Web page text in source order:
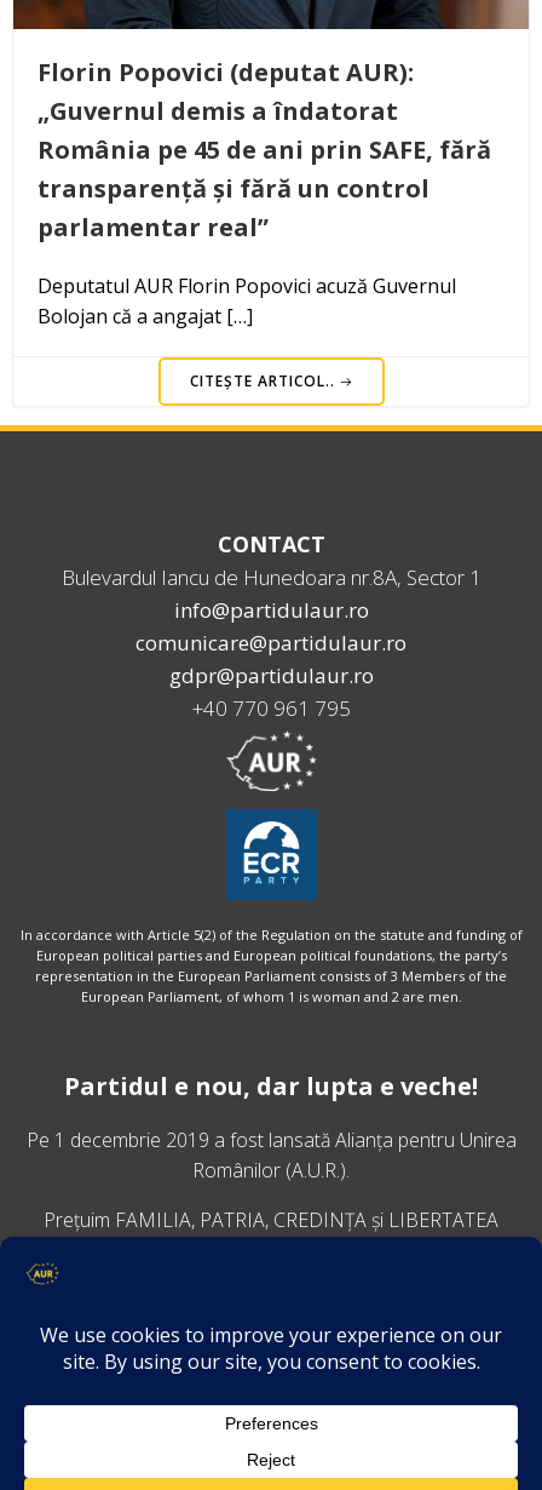
Florin Popovici (deputat AUR):
„Guvernul demis a îndatorat
România pe 45 de ani prin SAFE, fără
transparență și fără un control
parlamentar real”
Deputatul AUR Florin Popovici acuză Guvernul
Bolojan că a angajat […]
CITEȘTE ARTICOL..
CONTACT
Bulevardul Iancu de Hunedoara nr.8A, Sector 1
info@partidulaur.ro
comunicare@partidulaur.ro
gdpr@partidulaur.ro
+40 770 961 795
In accordance with Article 5(2) of the Regulation on the statute and funding of
European political parties and European political foundations, the party’s
representation in the European Parliament consists of 3 Members of the
European Parliament, of whom 1 is woman and 2 are men.
Partidul e nou, dar lupta e veche!
Pe 1 decembrie 2019 a fost lansatăAlianța pentru Unirea
Românilor (A.U.R.).
Prețuim FAMILIA, PATRIA, CREDINȚA și LIBERTATEA
VINO ALĂTURI DE NOI
Descarcă aplicația Platforma AUR
Termeni și condiții de confidențialitate